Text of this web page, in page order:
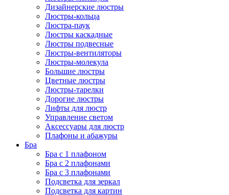
Дизайнерские люстры
Люстры-кольца
Люстра-паук
Люстры каскадные
Люстры подвесные
Люстры-вентиляторы
Люстры-молекула
Большие люстры
Цветные люстры
Люстры-тарелки
Дорогие люстры
Лифты для люстр
Управление светом
Аксессуары для люстр
Плафоны и абажуры
Бра
Бра с 1 плафоном
Бра с 2 плафонами
Бра с 3 плафонами
Подсветка для зеркал
Подсветка для картин